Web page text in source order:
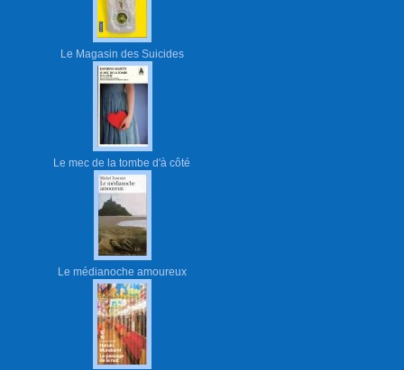
Le Magasin des Suicides
Le mec de la tombe d'à côté
Le médianoche amoureux